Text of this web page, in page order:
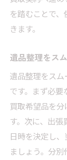
を踏むことで
きます。
遺品整理をス
遺品整理をス
です。まず必要
買取希望品を
す。次に、出
日時を決定し
ましょう。分